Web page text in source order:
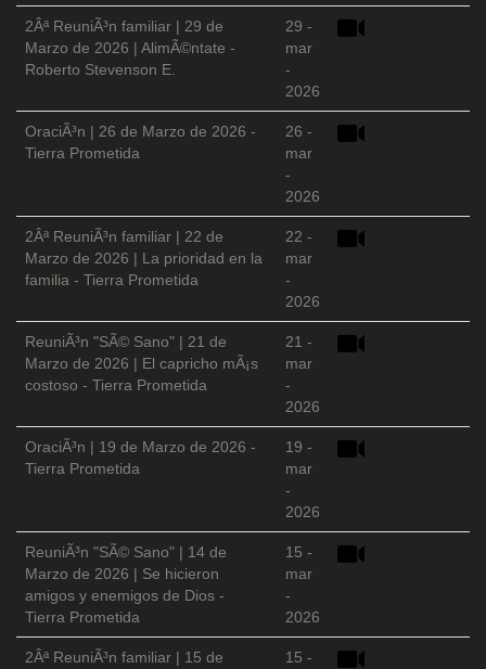
2Âª ReuniÃ³n familiar | 29 de
Marzo de 2026 | AlimÃ©ntate -
Roberto Stevenson E.
29 -
mar
-
2026
OraciÃ³n | 26 de Marzo de 2026 -
Tierra Prometida
26 -
mar
-
2026
2Âª ReuniÃ³n familiar | 22 de
Marzo de 2026 | La prioridad en la
familia - Tierra Prometida
22 -
mar
-
2026
ReuniÃ³n "SÃ© Sano" | 21 de
Marzo de 2026 | El capricho mÃ¡s
costoso - Tierra Prometida
21 -
mar
-
2026
OraciÃ³n | 19 de Marzo de 2026 -
Tierra Prometida
19 -
mar
-
2026
ReuniÃ³n "SÃ© Sano" | 14 de
Marzo de 2026 | Se hicieron
amigos y enemigos de Dios -
Tierra Prometida
15 -
mar
-
2026
2Âª ReuniÃ³n familiar | 15 de
15 -